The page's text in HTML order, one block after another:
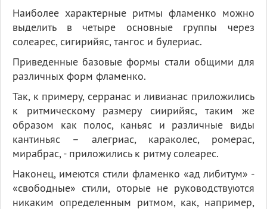
Наиболее характерные ритмы фламенко можно
выделить в четыре основные группы через
солеарес, сигирийяс, тангос и булериас.
Приведенные базовые формы стали общими для
различных форм фламенко.
Так, к примеру, серранас и ливианас приложились
к ритмическому размеру сиирийяс, таким же
образом как полос, каньяс и различные виды
кантиньяс – алегриас, караколес, ромерас,
мирабрас, - приложились к ритму солеарес.
Наконец, имеются стили фламенко «ад либитум» -
«свободные» стили, оторые не руководствуются
никаким определенным ритмом, как, например,